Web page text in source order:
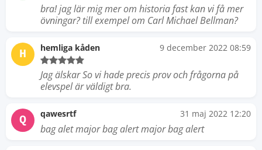
bra! jag lär mig mer om historia fast kan vi få mer
övningar? till exempel om Carl Michael Bellman?
H hemliga kåden 9 december 2022 08:59
Jag älskar So vi hade precis prov och frågorna på
elevspel är väldigt bra.
Q qawesrtf 31 maj 2022 12:20
bag alet major bag alert major bag alert